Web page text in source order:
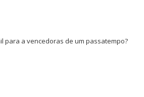
para a vencedoras de um passatempo?